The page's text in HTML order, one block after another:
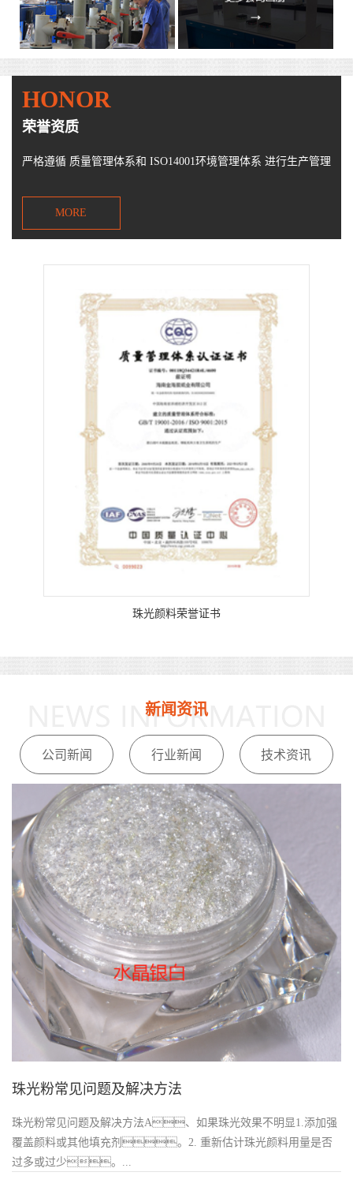
HONOR
荣誉资质
严格遵循 质量管理体系和 ISO14001环境管理体系 进行生产管理
MORE
珠光颜料荣誉证书
新闻资讯
公司新闻 行业新闻 技术资讯
珠光粉常见问题及解决方法
珠光粉常见问题及解决方法A、如果珠光效果不明显1.添加强
覆盖颜料或其他填充剂。2. 重新估计珠光颜料用量是否
过多或过少。...